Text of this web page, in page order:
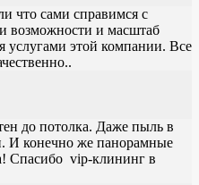
что сами справимся с
возможности и масштаб
услугами этой компании. Все
до потолка. Даже пыль в
И конечно же панорамные
Спасибо vip-клининг в